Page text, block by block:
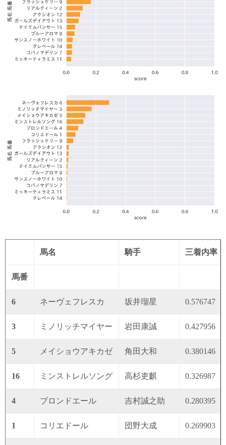
馬名 騎手 三着内率
馬番
6 ネーヴェフレスカ 坂井瑠星 0.576747
3 ミノリッチマイヤー 岩田康誠 0.427956
5 メイショウアキカゼ 角田大和 0.380146
16 ミンストレルソング 高杉吏麒 0.326987
4 ブロンドエール 吉村誠之助 0.280395
1 コリエドール 団野大成 0.269903